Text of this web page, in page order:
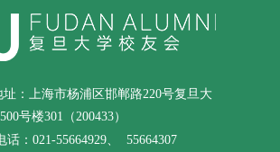
址：上海市杨浦区邯郸路220号复旦大
号楼301（200433）
话：021-55664929、
55664307